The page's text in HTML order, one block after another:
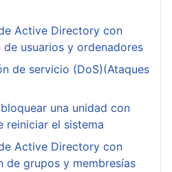
Active Directory con
de usuarios y ordenadores
de servicio (DoS)(Ataques
una unidad con
reiniciar el sistema
Active Directory con
de grupos y membresías